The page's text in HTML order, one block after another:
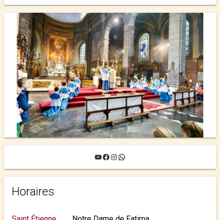
YouTube
Facebook
Instagram
WhatsApp
Horaires